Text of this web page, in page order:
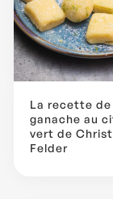
La recette de
ganache au
vert de
Felder